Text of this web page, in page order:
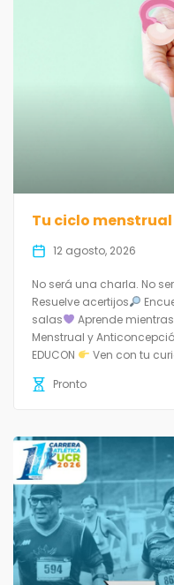
Tu ciclo
12 agosto, 2026
No será una charla. No
Resuelve acertijos
salas
Aprende
Menstrual y
EDUCON
Ven con tu
Pronto